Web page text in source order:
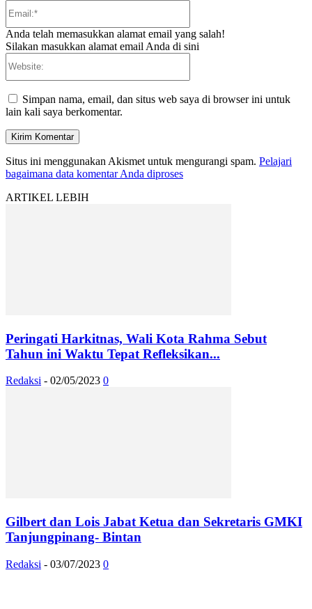
Anda telah memasukkan alamat email yang salah!
Silakan masukkan alamat email Anda di sini
Simpan nama, email, dan situs web saya di browser ini untuk
lain kali saya berkomentar.
Situs ini menggunakan Akismet untuk mengurangi spam. Pelajari
bagaimana data komentar Anda diproses
ARTIKEL LEBIH
Peringati Harkitnas, Wali Kota Rahma Sebut
Tahun ini Waktu Tepat Refleksikan...
Redaksi - 02/05/2023 0
Gilbert dan Lois Jabat Ketua dan Sekretaris GMKI
Tanjungpinang- Bintan
Redaksi - 03/07/2023 0